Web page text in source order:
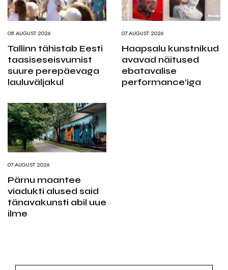
08.AUGUST 2026
Tallinn tähistab Eesti
taasiseseisvumist
suure perepäevaga
lauluväljakul
07.AUGUST 2026
Haapsalu kunstnikud
avavad näitused
ebatavalise
performance’iga
07.AUGUST 2026
Pärnu maantee
viadukti alused said
tänavakunsti abil uue
ilme